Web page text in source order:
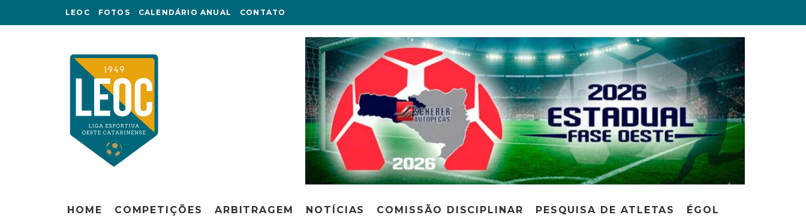
LEOC FOTOS CALENDÁRIO ANUAL CONTATO
HOME COMPETIÇÕES ARBITRAGEM NOTÍCIAS COMISSÃO DISCIPLINAR PESQUISA DE ATLETAS ÉGOL